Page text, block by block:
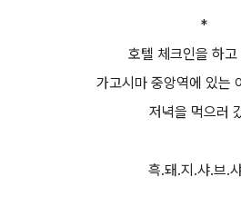
*
호텔 체크인을 하고
가고시마 중앙역에 있는
저녁을 먹으러
흑.돼.지.샤.브.